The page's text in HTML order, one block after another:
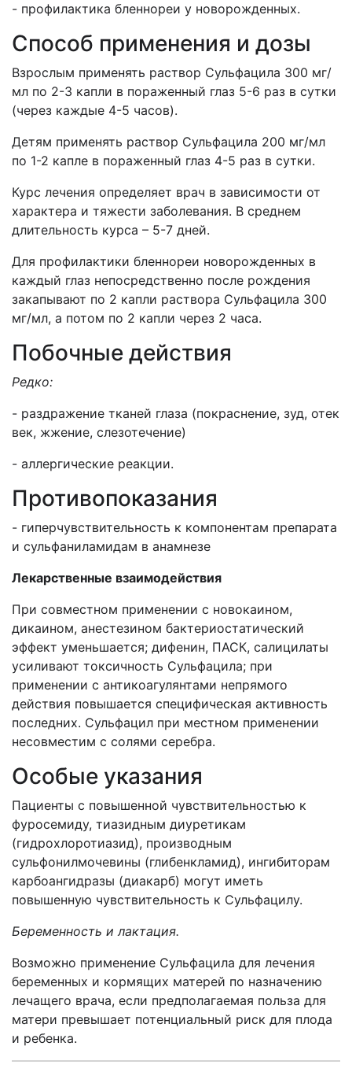
- профилактика бленнореи у новорожденных.
Способ применения и дозы
Взрослым применять раствор Сульфацила 300 мг/
мл по 2-3 капли в пораженный глаз 5-6 раз в сутки
(через каждые 4-5 часов).
Детям применять раствор Сульфацила 200 мг/мл
по 1-2 капле в пораженный глаз 4-5 раз в сутки.
Курс лечения определяет врач в зависимости от
характера и тяжести заболевания. В среднем
длительность курса – 5-7 дней.
Для профилактики бленнореи новорожденных в
каждый глаз непосредственно после рождения
закапывают по 2 капли раствора Сульфацила 300
мг/мл, а потом по 2 капли через 2 часа.
Побочные действия
Редко:
- раздражение тканей глаза (покраснение, зуд, отек
век, жжение, слезотечение)
- аллергические реакции.
Противопоказания
- гиперчувствительность к компонентам препарата
и сульфаниламидам в анамнезе
Лекарственные взаимодействия
При совместном применении с новокаином,
дикаином, анестезином бактериостатический
эффект уменьшается; дифенин, ПАСК, салицилаты
усиливают токсичность Сульфацила; при
применении с антикоагулянтами непрямого
действия повышается специфическая активность
последних. Сульфацил при местном применении
несовместим с солями серебра.
Особые указания
Пациенты с повышенной чувствительностью к
фуросемиду, тиазидным диуретикам
(гидрохлоротиазид), производным
сульфонилмочевины (глибенкламид), ингибиторам
карбоангидразы (диакарб) могут иметь
повышенную чувствительность к Сульфацилу.
Беременность и лактация.
Возможно применение Сульфацила для лечения
беременных и кормящих матерей по назначению
лечащего врача, если предполагаемая польза для
матери превышает потенциальный риск для плода
и ребенка.